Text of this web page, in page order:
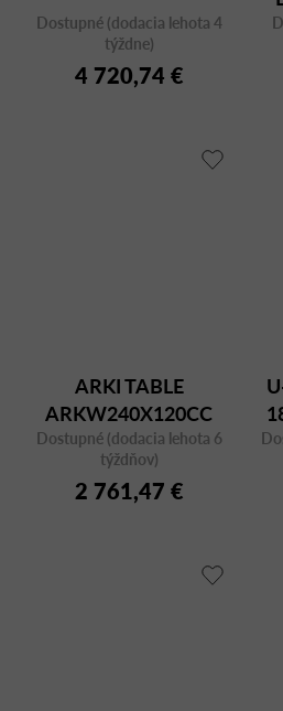
Dostupné (dodacia lehota 4
týždne)
4 720,74 €
ARKI TABLE
ARKW240X120CC
Dostupné (dodacia lehota 6
týždňov)
2 761,47 €